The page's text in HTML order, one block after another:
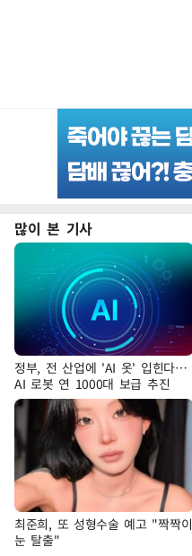
많이 본 기사
정부, 전 산업에 'AI 옷' 입힌다…
AI 로봇 연 1000대 보급 추진
최준희, 또 성형수술 예고 "짝짝이
눈 탈출"